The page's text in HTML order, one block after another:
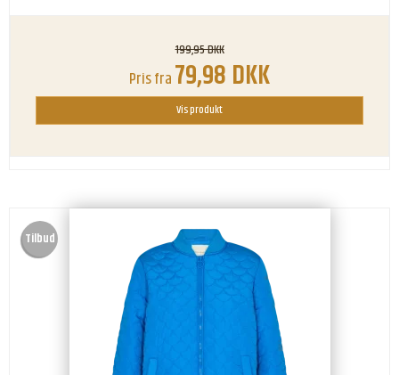
199,95 DKK
Pris fra79,98 DKK
Vis produkt
Tilbud